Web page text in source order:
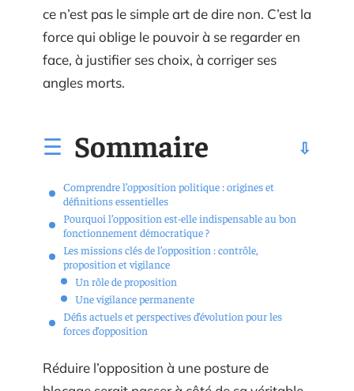
ce n’est pas le simple art de dire non. C’est la
force qui oblige le pouvoir à se regarder en
face, à justifier ses choix, à corriger ses
angles morts.
Sommaire
Comprendre l’opposition politique : origines et
définitions essentielles
Pourquoi l’opposition est-elle indispensable au bon
fonctionnement démocratique ?
Les missions clés de l’opposition : contrôle,
proposition et vigilance
Un rôle de proposition
Une vigilance permanente
Défis actuels et perspectives d’évolution pour les
forces d’opposition
Réduire l’opposition à une posture de